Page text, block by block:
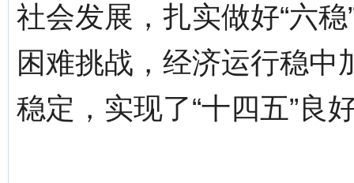
社会发展，扎实做好“六
困难挑战，经济运行稳
稳定，实现了“十四五”良